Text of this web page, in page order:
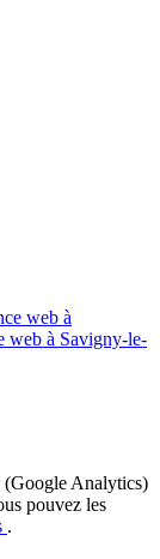
web à
web à Savigny-le-
(Google Analytics)
pouvez les
.